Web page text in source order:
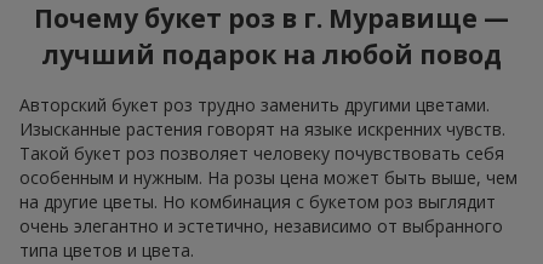
Почему букет роз в г. Муравище —
лучший подарок на любой повод
Авторский букет роз трудно заменить другими цветами.
Изысканные растения говорят на языке искренних чувств.
Такой букет роз позволяет человеку почувствовать себя
особенным и нужным. На розы цена может быть выше, чем
на другие цветы. Но комбинация с букетом роз выглядит
очень элегантно и эстетично, независимо от выбранного
типа цветов и цвета.